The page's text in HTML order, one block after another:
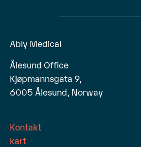
Ably Medical
Ålesund Office
Kjøpmannsgata 9,
6005 Ålesund, Norway
Kontakt
kart